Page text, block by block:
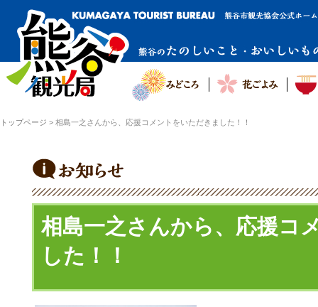
トップページ > 相島一之さんから、応援コメントをいただきました！！
相島一之さんから、応援コ
した！！